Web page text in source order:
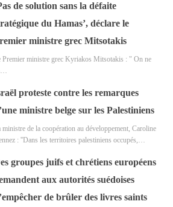
de solution sans la défaite
du Hamas’, déclare le
ministre grec Mitsotakis
Premier ministre grec Kyriakos Mitsotakis : " On ne
proteste contre les remarques
ministre belge sur les Palestiniens
ministre de la coopération au développement, Caroline
: ''Dans les territoires palestiniens occupés,…
groupes juifs et chrétiens européens
aux autorités suédoises
de brûler des livres saints